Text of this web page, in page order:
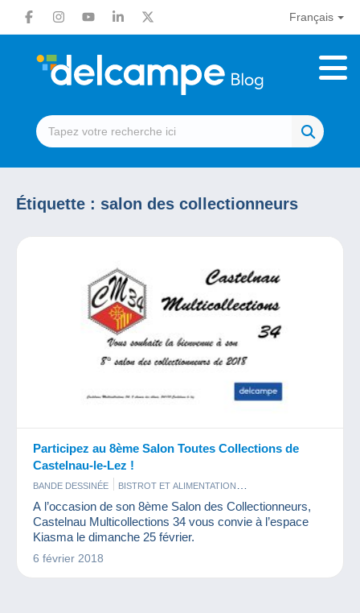
Français
Étiquette : salon des collectionneurs
Participez au 8ème Salon Toutes Collections de
Castelnau-le-Lez !
BANDE DESSINÉE
BISTROT ET ALIMENTATION
ÉVÉNEMENTS DELCAMPE
TIMBRES VIEUX DOCUMENTS
A l’occasion de son 8ème Salon des Collectionneurs,
Castelnau Multicollections 34 vous convie à l’espace
Kiasma le dimanche 25 février.
6 février 2018